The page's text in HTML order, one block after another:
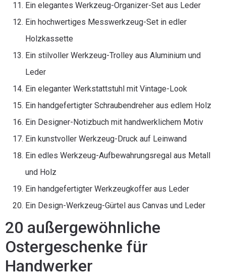
Ein elegantes Werkzeug-Organizer-Set aus Leder
Ein hochwertiges Messwerkzeug-Set in edler
Holzkassette
Ein stilvoller Werkzeug-Trolley aus Aluminium und
Leder
Ein eleganter Werkstattstuhl mit Vintage-Look
Ein handgefertigter Schraubendreher aus edlem Holz
Ein Designer-Notizbuch mit handwerklichem Motiv
Ein kunstvoller Werkzeug-Druck auf Leinwand
Ein edles Werkzeug-Aufbewahrungsregal aus Metall
und Holz
Ein handgefertigter Werkzeugkoffer aus Leder
Ein Design-Werkzeug-Gürtel aus Canvas und Leder
20 außergewöhnliche
Ostergeschenke für
Handwerker